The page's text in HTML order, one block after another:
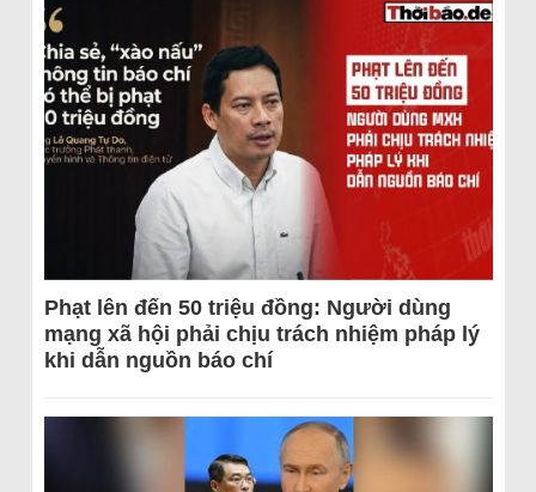
Phạt lên đến 50 triệu đồng: Người dùng
mạng xã hội phải chịu trách nhiệm pháp lý
khi dẫn nguồn báo chí